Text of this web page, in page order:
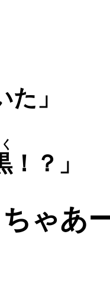
」
！？」
ちゃあ